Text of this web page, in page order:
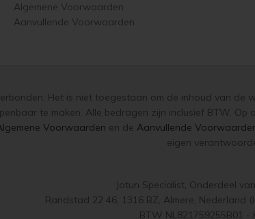
Algemene Voorwaarden
Aanvullende Voorwaarden
Het is niet toegestaan om de inhoud van de
te maken. Alle bedragen zijn inclusief BTW.
Voorwaarden en de Aanvullende
eigen
Jotun Specialist, Onderdeel
Randstad 22 46, 1316 BZ, Almere, Nederland
BTW NL821759255B01 -